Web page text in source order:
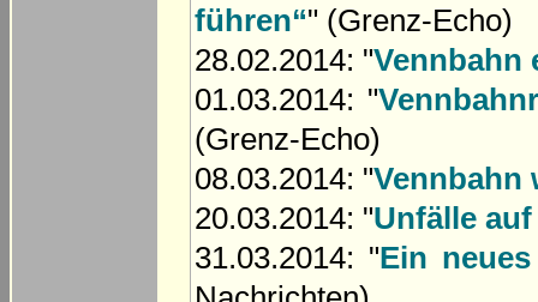
führen“" (Grenz-Echo)
28.02.2014: "Vennbahn
01.03.2014: "
(Grenz-Echo)
08.03.2014: "Vennbahn
20.03.2014: "Unfälle
31.03.2014: "Ein